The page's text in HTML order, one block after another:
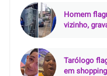
Homem
vizinho,
Tarólogo
em